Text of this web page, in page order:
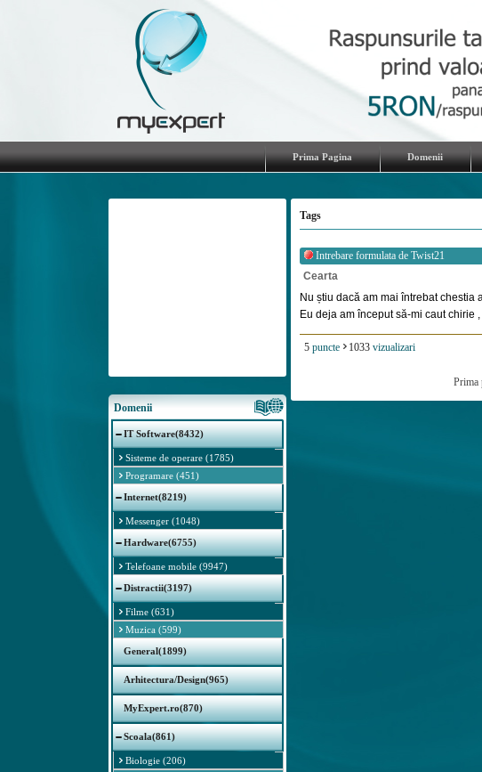
Prima Pagina Domenii
Domenii
IT Software(8432)
Sisteme de operare (1785)
Programare (451)
Internet(8219)
Messenger (1048)
Hardware(6755)
Telefoane mobile (9947)
Distractii(3197)
Filme (631)
Muzica (599)
General(1899)
Arhitectura/Design(965)
MyExpert.ro(870)
Scoala(861)
Biologie (206)
Tags
Intrebare formulata de Twist21
Cearta
Nu știu dacă am mai întrebat chestia
Eu deja am început să-mi caut chirie ,
5 puncte 1033 vizualizari
Prima